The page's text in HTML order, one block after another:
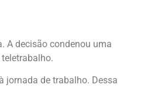
A decisão condenou uma
jornada de trabalho. Dessa